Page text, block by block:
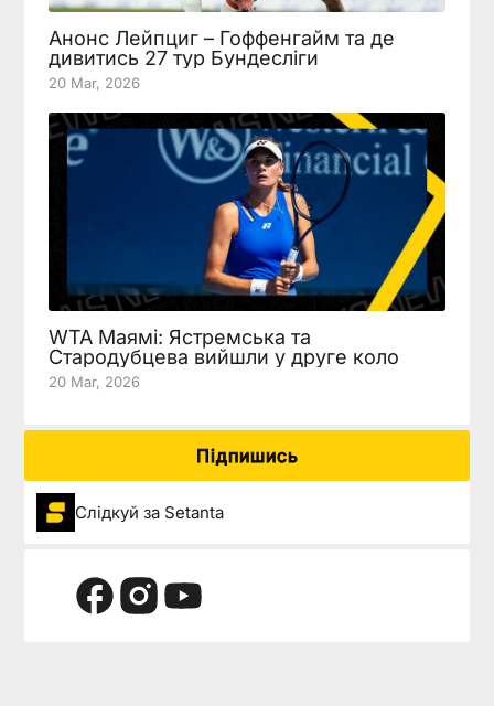
Анонс Лейпциг – Гоффенгайм та де
дивитись 27 тур Бундесліги
20 Mar, 2026
WTA Маямі: Ястремська та
Стародубцева вийшли у друге коло
20 Mar, 2026
Підпишись
Слідкуй за Setanta